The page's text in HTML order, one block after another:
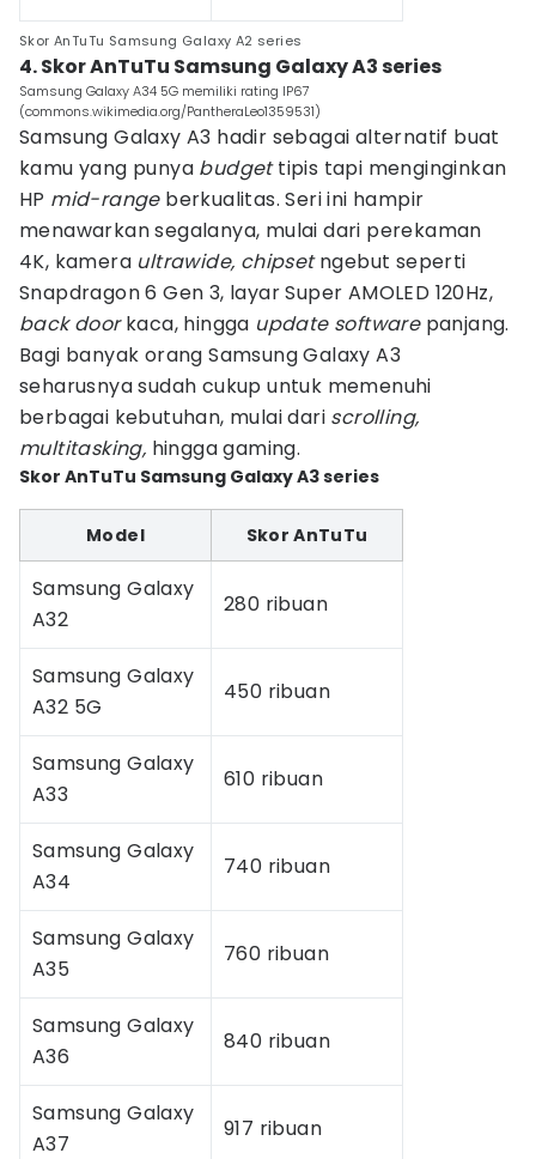
Skor AnTuTu Samsung Galaxy A2 series
4. Skor AnTuTu Samsung Galaxy A3 series
Samsung Galaxy A34 5G memiliki rating IP67
(commons.wikimedia.org/PantheraLeo1359531)
Samsung Galaxy A3 hadir sebagai alternatif buat
kamu yang punya budgettipis tapi menginginkan
HP mid-range berkualitas. Seri ini hampir
menawarkan segalanya, mulai dari perekaman
4K, kamera ultrawide, chipsetngebut seperti
Snapdragon 6 Gen 3, layar Super AMOLED 120Hz,
back doorkaca, hingga update software panjang.
Bagi banyak orang Samsung Galaxy A3
seharusnya sudah cukup untuk memenuhi
berbagai kebutuhan, mulai dari scrolling,
multitasking, hingga gaming.
Skor AnTuTu Samsung Galaxy A3 series
Model Skor AnTuTu
Samsung Galaxy
A32
280 ribuan
Samsung Galaxy
A32 5G
450 ribuan
Samsung Galaxy
A33
610 ribuan
Samsung Galaxy
A34
740 ribuan
Samsung Galaxy
A35
760 ribuan
Samsung Galaxy
A36
840 ribuan
Samsung Galaxy
A37
917 ribuan